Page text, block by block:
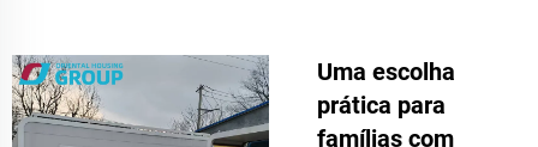
Uma escolha
prática para
famílias com